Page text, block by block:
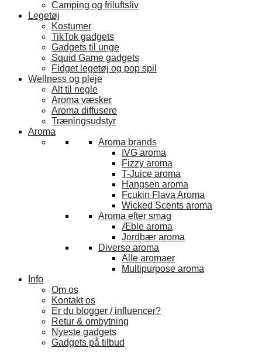
Camping og friluftsliv
Legetøj
Kostumer
TikTok gadgets
Gadgets til unge
Squid Game gadgets
Fidget legetøj og pop spil
Wellness og pleje
Alt til negle
Aroma væsker
Aroma diffusere
Træningsudstyr
Aroma
Aroma brands
IVG aroma
Fizzy aroma
T-Juice aroma
Hangsen aroma
Fcukin Flava Aroma
Wicked Scents aroma
Aroma efter smag
Æble aroma
Jordbær aroma
Diverse aroma
Alle aromaer
Multipurpose aroma
Info
Om os
Kontakt os
Er du blogger / influencer?
Retur & ombytning
Nyeste gadgets
Gadgets på tilbud